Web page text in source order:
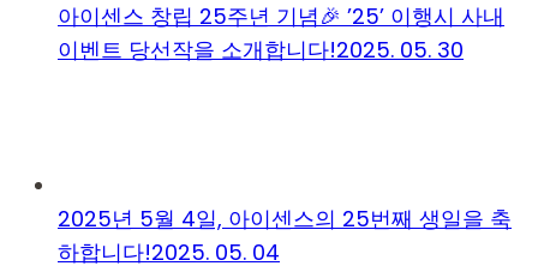
아이센스 창립 25주년 기념🎉 ’25’ 이행시 사내
이벤트 당선작을 소개합니다!2025. 05. 30
2025년 5월 4일, 아이센스의 25번째 생일을 축
하합니다!2025. 05. 04